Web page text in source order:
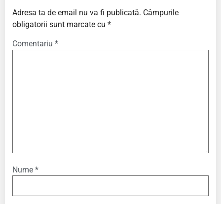
Adresa ta de email nu va fi publicată. Câmpurile
obligatorii sunt marcate cu *
Comentariu *
Nume *